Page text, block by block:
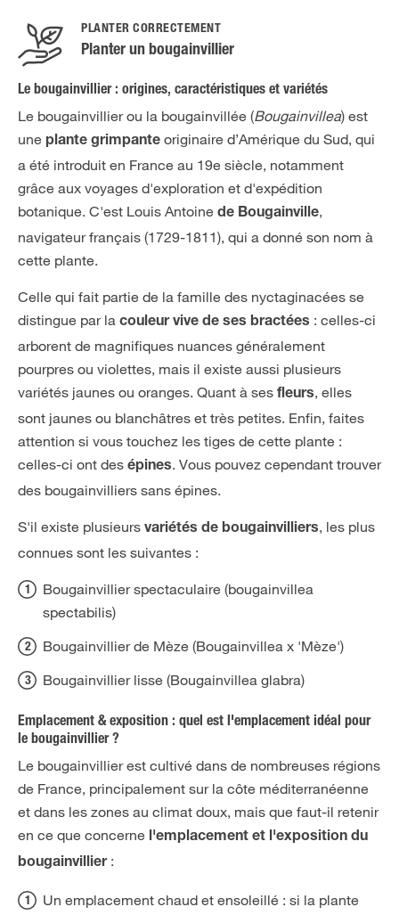
PLANTER CORRECTEMENT
Planter un bougainvillier
Le bougainvillier : origines, caractéristiques et variétés
Le bougainvillier ou la bougainvillée (Bougainvillea) est
une plante grimpante originaire d’Amérique du Sud, qui
a été introduit en France au 19e siècle, notamment
grâce aux voyages d'exploration et d'expédition
botanique. C'est Louis Antoine de Bougainville,
navigateur français (1729-1811), qui a donné son nom à
cette plante.
Celle qui fait partie de la famille des nyctaginacées se
distingue par la couleur vive de ses bractées : celles-ci
arborent de magnifiques nuances généralement
pourpres ou violettes, mais il existe aussi plusieurs
variétés jaunes ou oranges. Quant à ses fleurs, elles
sont jaunes ou blanchâtres et très petites. Enfin, faites
attention si vous touchez les tiges de cette plante :
celles-ci ont des épines. Vous pouvez cependant trouver
des bougainvilliers sans épines.
S'il existe plusieurs variétés de bougainvilliers, les plus
connues sont les suivantes :
Bougainvillier spectaculaire (bougainvillea
spectabilis)
Bougainvillier de Mèze (Bougainvillea x 'Mèze')
Bougainvillier lisse (Bougainvillea glabra)
Emplacement & exposition : quel est l'emplacement idéal pour
le bougainvillier ?
Le bougainvillier est cultivé dans de nombreuses régions
de France, principalement sur la côte méditerranéenne
et dans les zones au climat doux, mais que faut-il retenir
en ce que concerne l'emplacement et l'exposition du
bougainvillier :
Un emplacement chaud et ensoleillé : si la plante